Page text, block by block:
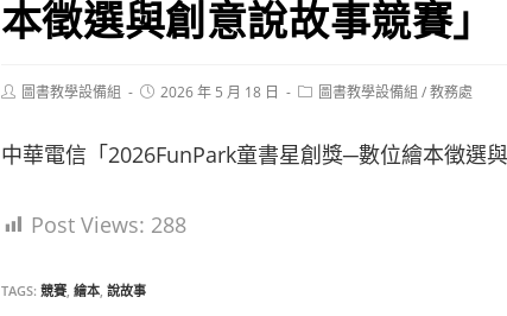
本徵選與創意說故事競賽」
Post圖書教學設備組
Post2026 年 5 月 18 日
Post圖書教學設備組 /教務處
中華電信「2026FunPark童書星創獎─數位繪本徵選
Post Views: 288
TAGS: 競賽, 繪本, 說故事